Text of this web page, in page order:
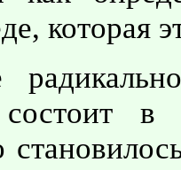
которая
состоит